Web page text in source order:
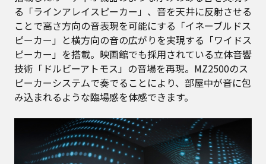
る「ラインアレイスピーカー」、音を天井に反射させる
ことで高さ方向の音表現を可能にする「イネーブルドス
ピーカー」と横方向の音の広がりを実現する「ワイドス
ピーカー」を搭載。映画館でも採用されている立体音響
技術「ドルビーアトモス」の音場を再現。MZ2500のス
ピーカーシステムで奏でることにより、部屋中が音に包
み込まれるような臨場感を体感できます。